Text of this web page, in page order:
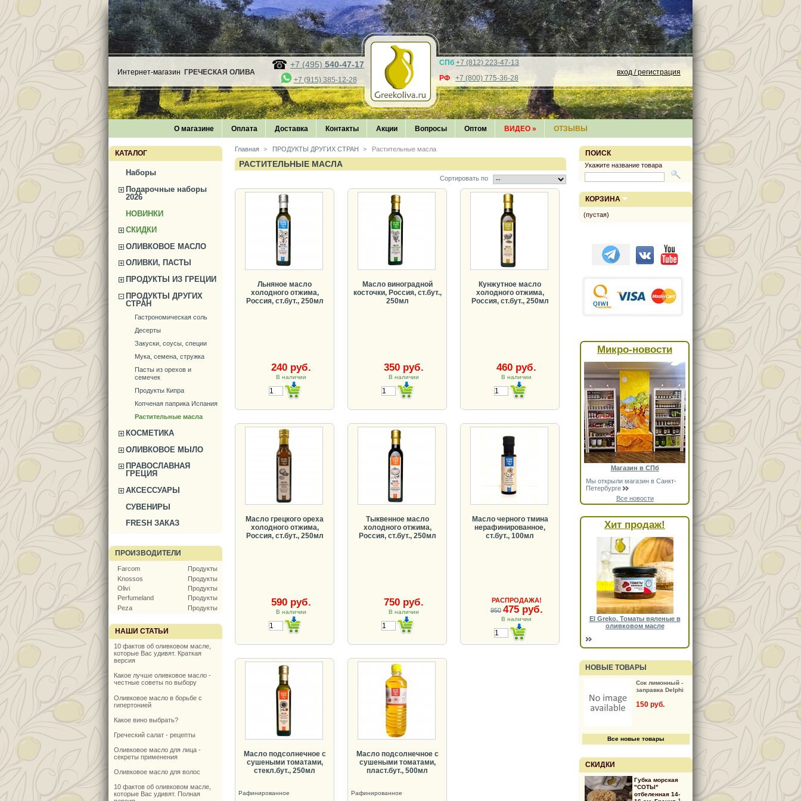
Интернет-магазин ГРЕЧЕСКАЯ ОЛИВА
+7 (495) 540-47-17
+7 (915) 385-12-28
СПб +7 (812) 223-47-13
РФ +7 (800) 775-36-28
вход / регистрация
О магазине Оплата Доставка Контакты Акции Вопросы Оптом ВИДЕО » ОТЗЫВЫ
КАТАЛОГ
Наборы
Подарочные наборы
2026
НОВИНКИ
СКИДКИ
ОЛИВКОВОЕ МАСЛО
ОЛИВКИ, ПАСТЫ
ПРОДУКТЫ ИЗ ГРЕЦИИ
ПРОДУКТЫ ДРУГИХ
СТРАН
Гастрономическая соль
Десерты
Закуски, соусы, специи
Мука, семена, стружка
Пасты из орехов и
семечек
Продукты Кипра
Копченая паприка Испания
Растительные масла
КОСМЕТИКА
ОЛИВКОВОЕ МЫЛО
ПРАВОСЛАВНАЯ
ГРЕЦИЯ
АКСЕССУАРЫ
СУВЕНИРЫ
FRESH ЗАКАЗ
ПРОИЗВОДИТЕЛИ
Farcom
Продукты
Knossos
Продукты
Olivi
Продукты
Perfumeland
Продукты
Peza
Продукты
НАШИ СТАТЬИ
10 фактов об оливковом масле,
которые Вас удивят. Краткая
версия
Какое лучше оливковое масло -
честные советы по выбору
Оливковое масло в борьбе с
гипертонией
Какое вино выбрать?
Греческий салат - рецепты
Оливковое масло для лица -
секреты применения
Оливковое масло для волос
10 фактов об оливковом масле,
которые Вас удивят. Полная
Главная > ПРОДУКТЫ ДРУГИХ СТРАН > Растительные масла
РАСТИТЕЛЬНЫЕ МАСЛА
Сортировать по
Льняное масло
холодного отжима,
Россия, ст.бут., 250мл
240 руб.
В наличии
Масло виноградной
косточки, Россия, ст.бут.,
250мл
350 руб.
В наличии
Кунжутное масло
холодного отжима,
Россия, ст.бут., 250мл
460 руб.
В наличии
Масло грецкого ореха
холодного отжима,
Россия, ст.бут., 250мл
590 руб.
В наличии
Тыквенное масло
холодного отжима,
Россия, ст.бут., 250мл
750 руб.
В наличии
Масло черного тмина
нерафинированное,
ст.бут., 100мл
РАСПРОДАЖА!
950 475 руб.
В наличии
Масло подсолнечное с
сушеными томатами,
стекл.бут., 250мл
Рафинированное
Масло подсолнечное с
сушеными томатами,
пласт.бут., 500мл
Рафинированное
ПОИСК
Укажите название товара
КОРЗИНА
(пустая)
Микро-новости
Магазин в СПб
Мы открыли магазин в Санкт-
Петербурге
Все новости
Хит продаж!
El Greko. Томаты вяленые в
оливковом масле
НОВЫЕ ТОВАРЫ
Сок лимонный -
заправка Delphi
150 руб.
Все новые товары
СКИДКИ
Губка морская
"СОТЫ"
отбеленная 14-